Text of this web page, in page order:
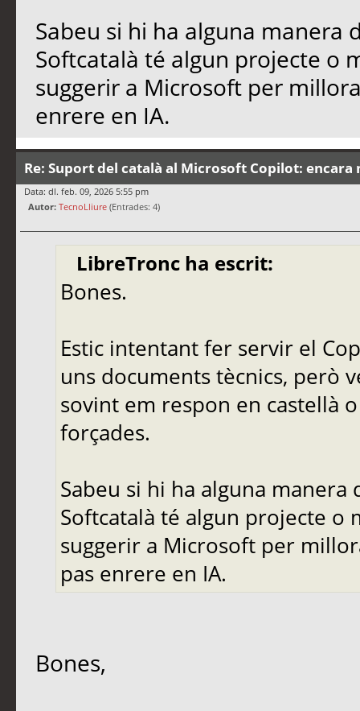
Sabeu si hi ha alguna manera
Softcatalà té algun projecte o
suggerir a Microsoft per
enrere en IA.
Re: Suport del català al Microsoft Copilot:
Data: dl. feb. 09, 2026 5:55 pm
Autor: TecnoLliure (Entrades: 4)
LibreTronc ha escrit:
Bones.
Estic intentant fer servir el
uns documents tècnics, però
sovint em respon en castellà
forçades.
Sabeu si hi ha alguna
Softcatalà té algun projecte o
suggerir a Microsoft per
pas enrere en IA.
Bones,